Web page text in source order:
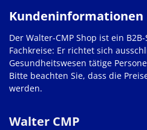
Walter CMP
Kundeninformationen
Der Walter-CMP Shop ist ein
Fachkreise: Er richtet sich
Gesundheitswesen tätige
Bitte beachten Sie, dass die
werden.